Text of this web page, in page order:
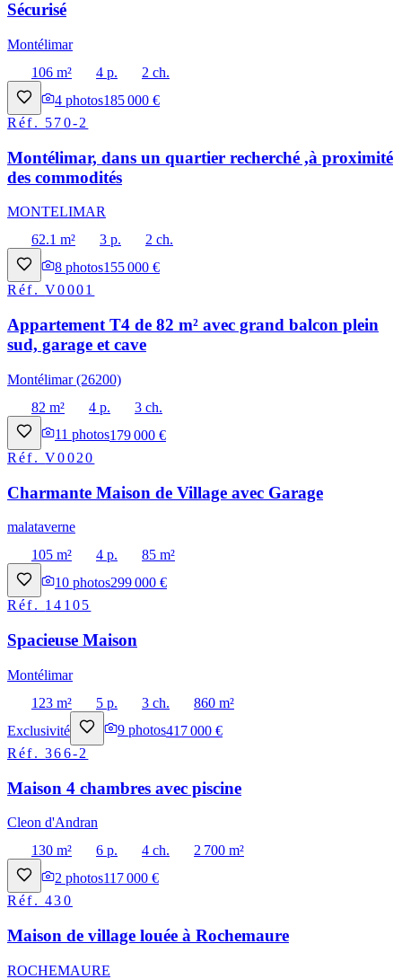
Sécurisé
Montélimar
106 m²
4 p.
2 ch.
4 photos185 000 €
Réf. 570-2
Montélimar, dans un quartier recherché ,à proximité
des commodités
MONTELIMAR
62.1 m²
3 p.
2 ch.
8 photos155 000 €
Réf.V0001
Appartement T4 de 82 m² avec grand balcon plein
sud, garage et cave
Montélimar (26200)
82 m²
4 p.
3 ch.
11 photos179 000 €
Réf.V0020
Charmante Maison de Village avec Garage
malataverne
105 m²
4 p.
85 m²
10 photos299 000 €
Réf. 14105
Spacieuse Maison
Montélimar
123 m²
5 p. 3 ch.
860 m²
Exclusivité
9 photos417 000 €
Réf.366-2
Maison 4 chambres avec piscine
Cleon d'Andran
130 m²
6 p. 4 ch.
2 700 m²
2 photos117 000 €
Réf.430
Maison de village louée à Rochemaure
ROCHEMAURE